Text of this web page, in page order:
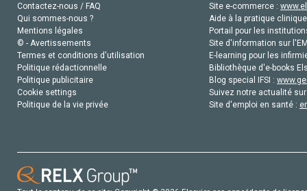
Contactez-nous / FAQ
Qui sommes-nous ?
Mentions légales
© - Avertissements
Termes et conditions d'utilisation
Politique rédactionnelle
Politique publicitaire
Cookie settings
Politique de la vie privée
Site e-commerce :
Aide à la pratique
Portail pour les
Site d'information sur
E-learning pour les
Bibliothèque d'e-books
Blog special IFSI :
Suivez notre actualité
Site d'emploi en santé :